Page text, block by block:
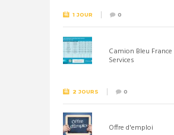
1 JOUR 0
Camion Bleu France
Services
2 JOURS 0
Offre d'emploi